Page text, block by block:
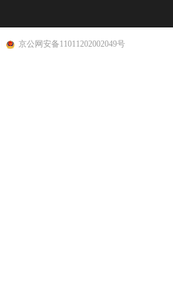
京公网安备11011202002049号